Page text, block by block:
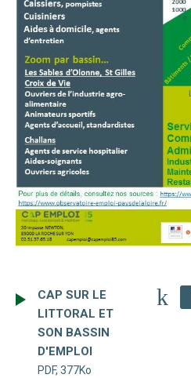
CAP SUR LE
LITTORAL ET
SON BASSIN
D'EMPLOI
PDF, 377Ko